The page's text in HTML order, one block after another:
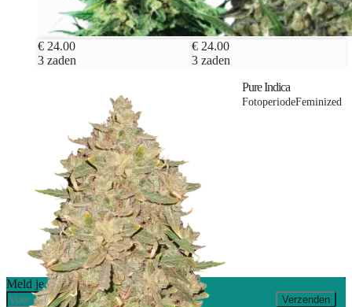
€ 24.00
3 zaden
€ 24.00
3 zaden
Pure Indica
FotoperiodeFeminized
Meld je aan en ontvang 10% korting
Verzenden